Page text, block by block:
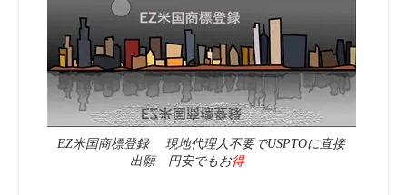
EZ米国商標登録 現地代理人不要でUSPTOに直接
出願 円安でもお得